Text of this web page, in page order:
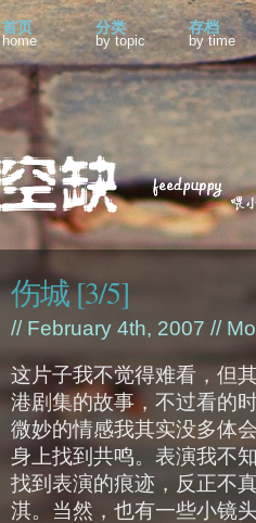
首页
home
分类
by topic
存档
by time
伤城 [3/5]
// February 4th, 2007 //
这片子我不觉得难看，但
港剧集的故事，不过看的
微妙的情感我其实没多体
身上找到共鸣。表演我不
找到表演的痕迹，反正不
淇。当然，也有一些小镜